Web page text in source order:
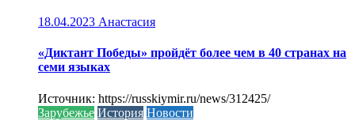
18.04.2023 Анастасия
«Диктант Победы» пройдёт более чем в 40 странах на
семи языках
Источник: https://russkiymir.ru/news/312425/
Зарубежье История Новости